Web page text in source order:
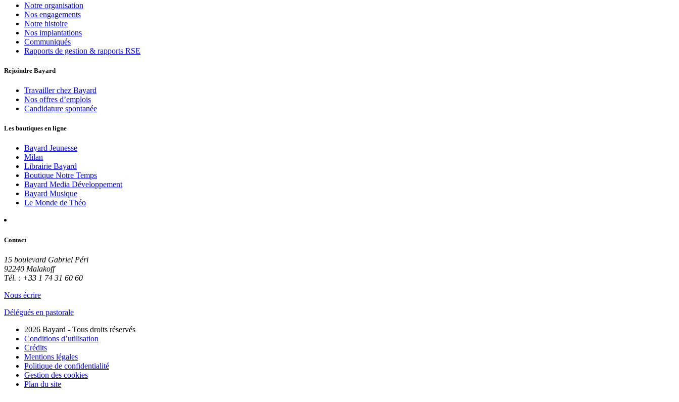
Notre organisation
Nos engagements
Notre histoire
Nos implantations
Communiqués
Rapports de gestion & rapports RSE
Rejoindre Bayard
Travailler chez Bayard
Nos offres d’emplois
Candidature spontanée
Les boutiques en ligne
Bayard Jeunesse
Milan
Librairie Bayard
Boutique Notre Temps
Bayard Media Développement
Bayard Musique
Le Monde de Théo
Contact
15 boulevard Gabriel Péri
92240 Malakoff
Tél. : +33 1 74 31 60 60
Nous écrire
Délégués en pastorale
2026 Bayard - Tous droits réservés
Conditions d’utilisation
Crédits
Mentions légales
Politique de confidentialité
Gestion des cookies
Plan du site